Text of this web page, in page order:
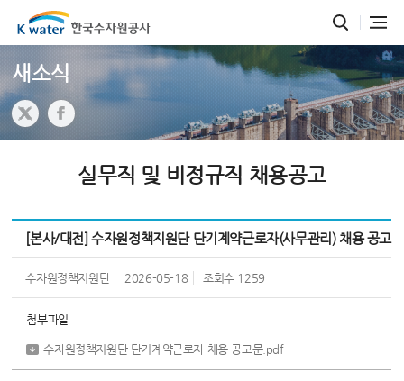
새소식
실무직 및 비정규직 채용공고
[본사/대전] 수자원정책지원단 단기계약근로자(사무관리) 채용 공고
수자원정책지원단 2026-05-18 조회수 1259
첨부파일
수자원정책지원단 단기계약근로자 채용 공고문.pdf [ 747,043 byte ]